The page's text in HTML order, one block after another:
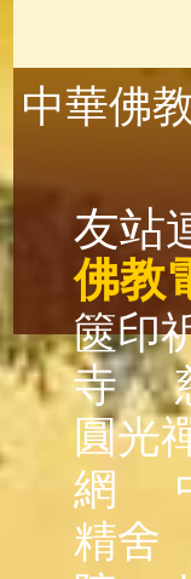
中華佛
友站
佛教
篋印
寺
圓光
網
精舍